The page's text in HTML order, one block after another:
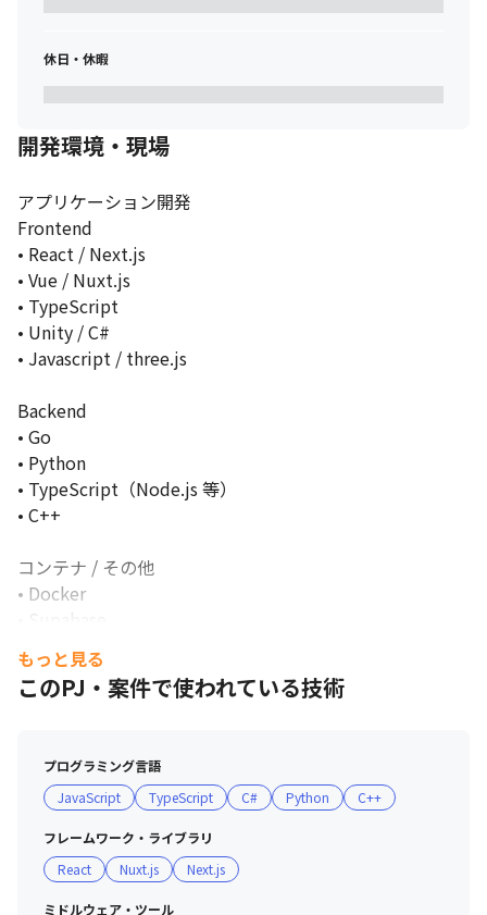
・過去のやり方や慣習にとらわれず、必要に応じて書籍や動画、
・既存のやり方がうまくいかなさそう、あわなさそうと思ったら
新たなやり方を模索する方
・自身の役割に限らず、協働するメンバーの話などを積極的にキ
・自身の役割に限らず、積極的にチャレンジして他の領域に関し
しよう、議論に参加しようとする方
・成長意欲が高く、前のめりに取り組んでいただけるスタートア
ップマインドの強い方
・自ら手を動かし、地道な作業も愚直にこなせる方
休日・休暇
開発環境・現場
アプリケーション開発
Frontend
• React / Next.js
• Vue / Nuxt.js
• TypeScript
• Unity / C#
• Javascript / three.js
Backend
• Go
• Python
• TypeScript（Node.js 等）
• C++
コンテナ / その他
• Docker
• Supabase
ソースコードバージョン管理
• Git, GitHub
• GCP（Google Cloud Platform）
• Vercel
コミュニケーション・ドキュメンテーション
• Slack
• Notion
もっと見る
このPJ・案件で使われている技術
プログラミング言語
JavaScript
TypeScript C# Python C++
フレームワーク・ライブラリ
React
Nuxt.js Next.js
ミドルウェア・ツール